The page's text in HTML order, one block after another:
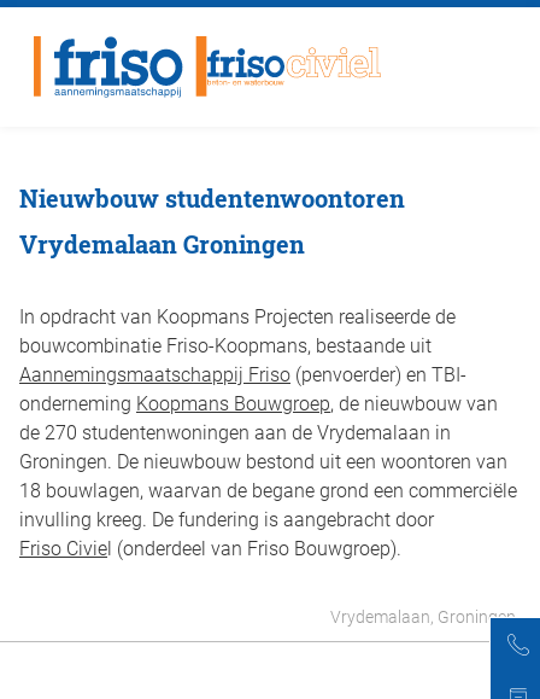
Nieuwbouw studentenwoontoren
Vrydemalaan Groningen
In opdracht van Koopmans Projecten realiseerde de
bouwcombinatie Friso-Koopmans, bestaande uit
Aannemingsmaatschappij Friso (penvoerder) en TBI-
onderneming Koopmans Bouwgroep, de nieuwbouw van
de 270 studentenwoningen aan de Vrydemalaan in
Groningen. De nieuwbouw bestond uit een woontoren van
18 bouwlagen, waarvan de begane grond een commerciële
invulling kreeg. De fundering is aangebracht door
Friso Civiel (onderdeel van Friso Bouwgroep).
Vrydemalaan, Groningen